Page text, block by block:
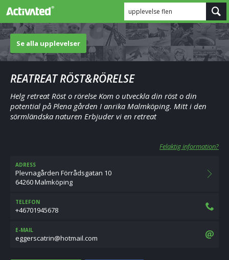
upplevelse flen
Se alla upplevelser
REATREAT RÖST&RÖRELSE
Helg retreat Röst o rörelse Kom o utveckla din röst o din
potential på Plena gården I anrika Malmköping. Mitt i den
sörmländska naturen Erbjuder vi en retreat
Felaktig information?
ADRESS
Plevnagården Förrådsgatan 10
64260 Malmköping
TELEFON
+46701945678
E-MAIL
moc.liamtoh@nirtacsregge